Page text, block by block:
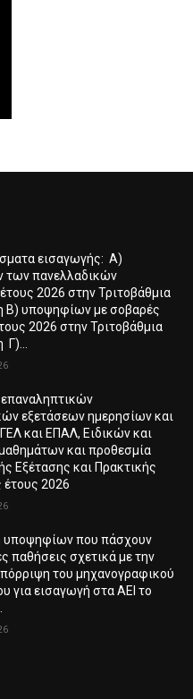
εισαγωγής: Α)
πανελλαδικών
2026 στην Τριτοβάθμια
Β) υποψηφίων με σοβαρές
2026 στην Τριτοβάθμια
εξετάσεων ημερησίων και
και ΕΠΑΛ, Ειδικών και
και προθεσμία
Εξέτασης και Πρακτικής
έτους 2026
υποψηφίων που πάσχουν
παθήσεις σχετικά με την
του μηχανογραφικού
για εισαγωγή στα ΑΕΙ το